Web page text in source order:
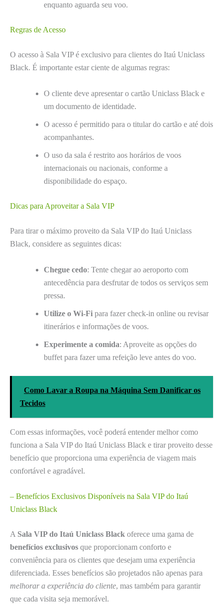
enquanto aguarda seu voo.
Regras de Acesso
O acesso à Sala VIP é exclusivo para clientes do Itaú Uniclass
Black. É importante estar ciente de algumas regras:
O cliente deve apresentar o cartão Uniclass Black e
um documento de identidade.
O acesso é permitido para o titular do cartão e até dois
acompanhantes.
O uso da sala é restrito aos horários de voos
internacionais ou nacionais, conforme a
disponibilidade do espaço.
Dicas para Aproveitar a Sala VIP
Para tirar o máximo proveito da Sala VIP do Itaú Uniclass
Black, considere as seguintes dicas:
Chegue cedo: Tente chegar ao aeroporto com
antecedência para desfrutar de todos os serviços sem
pressa.
Utilize o Wi-Fi para fazer check-in online ou revisar
itinerários e informações de voos.
Experimente a comida: Aproveite as opções do
buffet para fazer uma refeição leve antes do voo.
Como Lavar a Roupa na Máquina Sem Danificar os
Tecidos
Com essas informações, você poderá entender melhor como
funciona a Sala VIP do Itaú Uniclass Black e tirar proveito desse
benefício que proporciona uma experiência de viagem mais
confortável e agradável.
– Benefícios Exclusivos Disponíveis na Sala VIP do Itaú
Uniclass Black
A Sala VIP do Itaú Uniclass Black oferece uma gama de
benefícios exclusivos que proporcionam conforto e
conveniência para os clientes que desejam uma experiência
diferenciada. Esses benefícios são projetados não apenas para
melhorar a experiência do cliente, mas também para garantir
que cada visita seja memorável.